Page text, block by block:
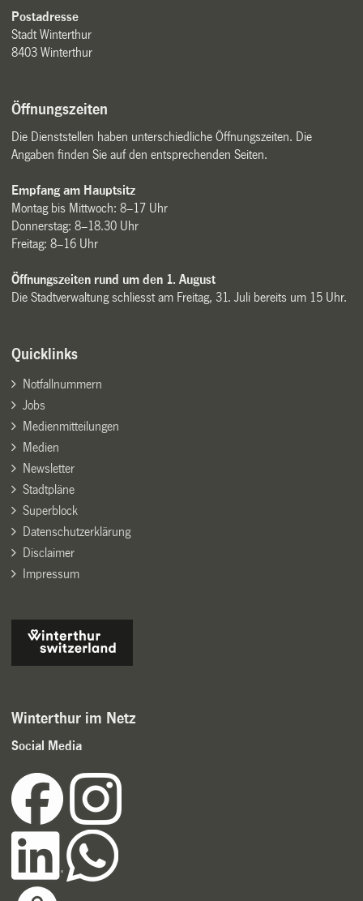
Postadresse
Stadt Winterthur
8403 Winterthur
Öffnungszeiten
Die Dienststellen haben unterschiedliche Öffnungszeiten. Die
Angaben finden Sie auf den entsprechenden Seiten.
Empfang am Hauptsitz
Montag bis Mittwoch: 8–17 Uhr
Donnerstag: 8–18.30 Uhr
Freitag: 8–16 Uhr
Öffnungszeiten rund um den 1. August
Die Stadtverwaltung schliesst am Freitag, 31. Juli bereits um 15 Uhr.
Quicklinks
Notfallnummern
Jobs
Medienmitteilungen
Medien
Newsletter
Stadtpläne
Superblock
Datenschutzerklärung
Disclaimer
Impressum
Winterthur im Netz
Social Media